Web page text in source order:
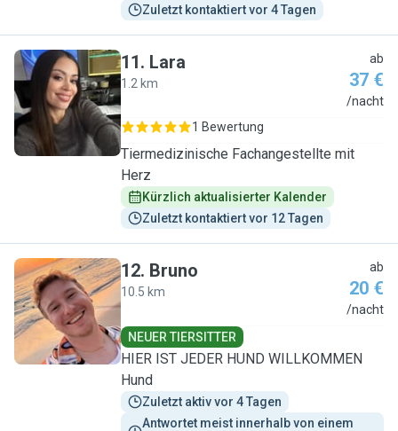
Zuletzt kontaktiert vor 4 Tagen
L
11. Lara
1.2 km
ab
37 €
/nacht
1 Bewertung
Tiermedizinische Fachangestellte mit
Herz
Kürzlich aktualisierter Kalender
Zuletzt kontaktiert vor 12 Tagen
B
12. Bruno
10.5 km
ab
20 €
/nacht
NEUER TIERSITTER
HIER IST JEDER HUND WILLKOMMEN
Hund
Zuletzt aktiv vor 4 Tagen
Antwortet meist innerhalb von einem